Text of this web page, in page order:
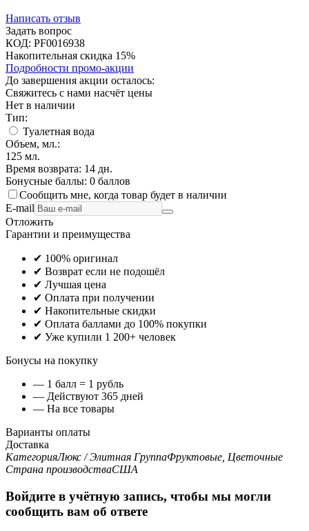
Написать отзыв
Задать вопрос
КОД: PF0016938
Накопительная скидка 15%
Подробности промо-акции
До завершения акции осталось:
Свяжитесь с нами насчёт цены
Нет в наличии
Тип:
Туалетная вода
Объем, мл.:
125 мл.
Время возврата: 14 дн.
Бонусные баллы: 0 баллов
Сообщить мне, когда товар будет в наличии
E-mail
Отложить
Гарантии и преимущества
✔ 100% оригинал
✔ Возврат если не подошёл
✔ Лучшая цена
✔ Оплата при получении
✔ Накопительные скидки
✔ Оплата баллами до 100% покупки
✔ Уже купили 1 200+ человек
Бонусы на покупку
— 1 балл = 1 рубль
— Действуют 365 дней
— На все товары
Варианты оплаты
Доставка
КатегорияЛюкс / Элитная ГруппаФруктовые, Цветочные
Страна производстваСША
Войдите в учётную запись, чтобы мы могли
сообщить вам об ответе